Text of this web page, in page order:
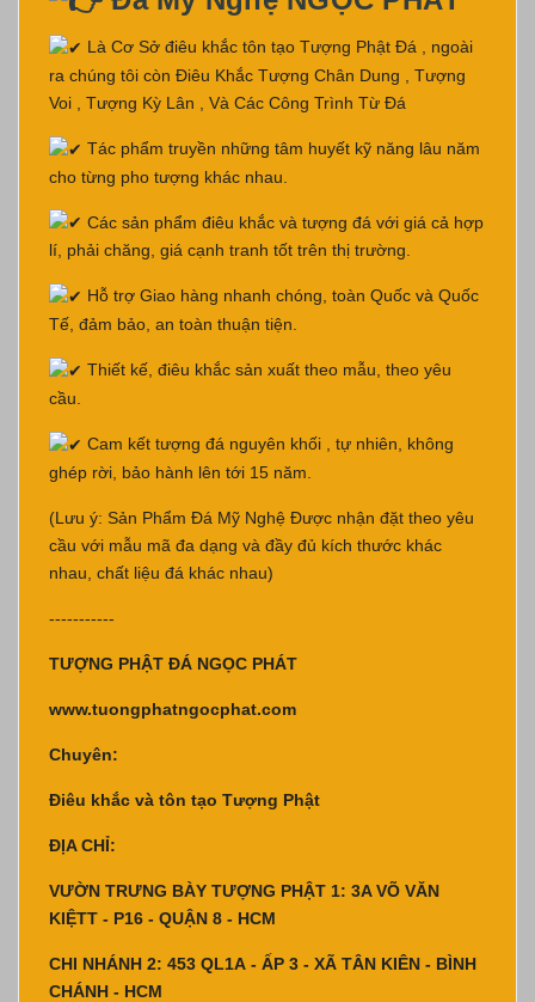
Là Cơ Sở điêu khắc tôn tạo Tượng Phật Đá , ngoài
ra chúng tôi còn Điêu Khắc Tượng Chân Dung , Tượng
Voi , Tượng Kỳ Lân , Và Các Công Trình Từ Đá
Tác phẩm truyền những tâm huyết kỹ năng lâu năm
cho từng pho tượng khác nhau.
Các sản phẩm điêu khắc và tượng đá với giá cả hợp
lí, phải chăng, giá cạnh tranh tốt trên thị trường.
Hỗ trợ Giao hàng nhanh chóng, toàn Quốc và Quốc
Tế, đảm bảo, an toàn thuận tiện.
Thiết kế, điêu khắc sản xuất theo mẫu, theo yêu
cầu.
Cam kết tượng đá nguyên khối , tự nhiên, không
ghép rời, bảo hành lên tới 15 năm.
(Lưu ý: Sản Phẩm Đá Mỹ Nghệ Được nhận đặt theo yêu
cầu với mẫu mã đa dạng và đầy đủ kích thước khác
nhau, chất liệu đá khác nhau)
-----------
TƯỢNG PHẬT ĐÁ NGỌC PHÁT
www.tuongphatngocphat.com
Chuyên:
Điêu khắc và tôn tạo Tượng Phật
ĐỊA CHỈ:
VƯỜN TRƯNG BÀY TƯỢNG PHẬT 1: 3A VÕ VĂN
KIỆTT - P16 - QUẬN 8 - HCM
CHI NHÁNH 2: 453 QL1A - ẤP 3 - XÃ TÂN KIÊN - BÌNH
CHÁNH - HCM